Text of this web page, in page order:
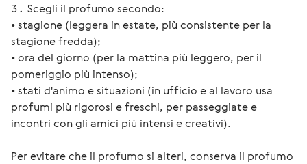
Scegli il profumo secondo:
• stagione (leggera in estate, più consistente per la
stagione fredda);
• ora del giorno (per la mattina più leggero, per il
pomeriggio più intenso);
• stati d'animo e situazioni (in ufficio e al lavoro usa
profumi più rigorosi e freschi, per passeggiate e
incontri con gli amici più intensi e creativi).
Per evitare che il profumo si alteri, conserva il profumo